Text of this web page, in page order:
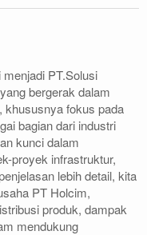
PT.Solusi
bergerak dalam
khususnya fokus pada
bagian dari industri
kunci dalam
proyek infrastruktur,
lebih detail, kita
PT Holcim,
produk, dampak
mendukung